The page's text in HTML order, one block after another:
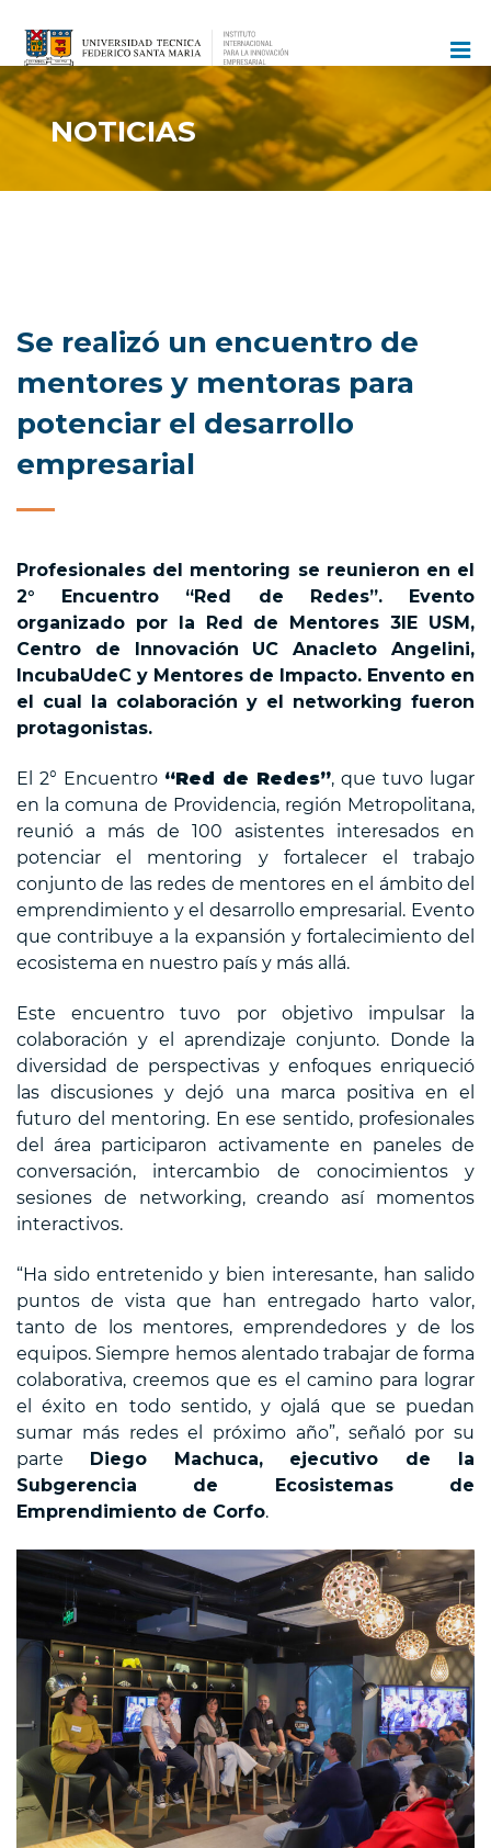
contenido
NOTICIAS
Se realizó un encuentro de
mentores y mentoras para
potenciar el desarrollo
empresarial
Profesionales del mentoring se reunieron en el
2° Encuentro “Red de Redes”. Evento
organizado por la Red de Mentores 3IE USM,
Centro de Innovación UC Anacleto Angelini,
IncubaUdeC y Mentores de Impacto. Envento en
el cual la colaboración y el networking fueron
protagonistas.
El 2° Encuentro “Red de Redes”, que tuvo lugar
en la comuna de Providencia, región Metropolitana,
reunió a más de 100 asistentes interesados en
potenciar el mentoring y fortalecer el trabajo
conjunto de las redes de mentores en el ámbito del
emprendimiento y el desarrollo empresarial. Evento
que contribuye a la expansión y fortalecimiento del
ecosistema en nuestro país y más allá.
Este encuentro tuvo por objetivo impulsar la
colaboración y el aprendizaje conjunto. Donde la
diversidad de perspectivas y enfoques enriqueció
las discusiones y dejó una marca positiva en el
futuro del mentoring. En ese sentido, profesionales
del área participaron activamente en paneles de
conversación, intercambio de conocimientos y
sesiones de networking, creando así momentos
interactivos.
“Ha sido entretenido y bien interesante, han salido
puntos de vista que han entregado harto valor,
tanto de los mentores, emprendedores y de los
equipos. Siempre hemos alentado trabajar de forma
colaborativa, creemos que es el camino para lograr
el éxito en todo sentido, y ojalá que se puedan
sumar más redes el próximo año”, señaló por su
parte Diego Machuca, ejecutivo de la
Subgerencia de Ecosistemas de
Emprendimiento de Corfo.